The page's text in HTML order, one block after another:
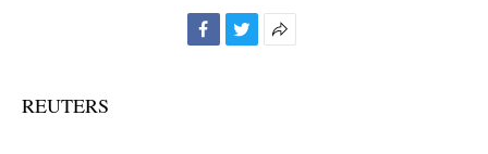
REUTERS